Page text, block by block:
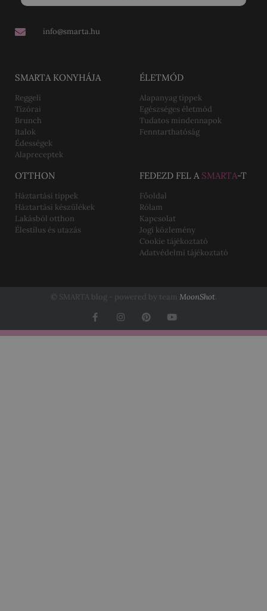
info@smarta.hu
SMARTA KONYHÁJA
Reggeli
Tízórai
Brunch
Italok
Édességek
Alapreceptek
ÉLETMÓD
Alapanyag tippek
Egészséges életmód
Tudatos mindennapok
Fenntarthatóság
OTTHON
Háztartási tippek
Háztartási készülékek
Lakásból otthon
Élestílus és utazás
FEDEZD FEL A SMARTA-T
Főoldal
Rólam
Kapcsolat
Jogi közlemény
Cookie tájékoztató
Adatvédelmi tájékoztató
© SMARTA blog - powered by team MoonShot.